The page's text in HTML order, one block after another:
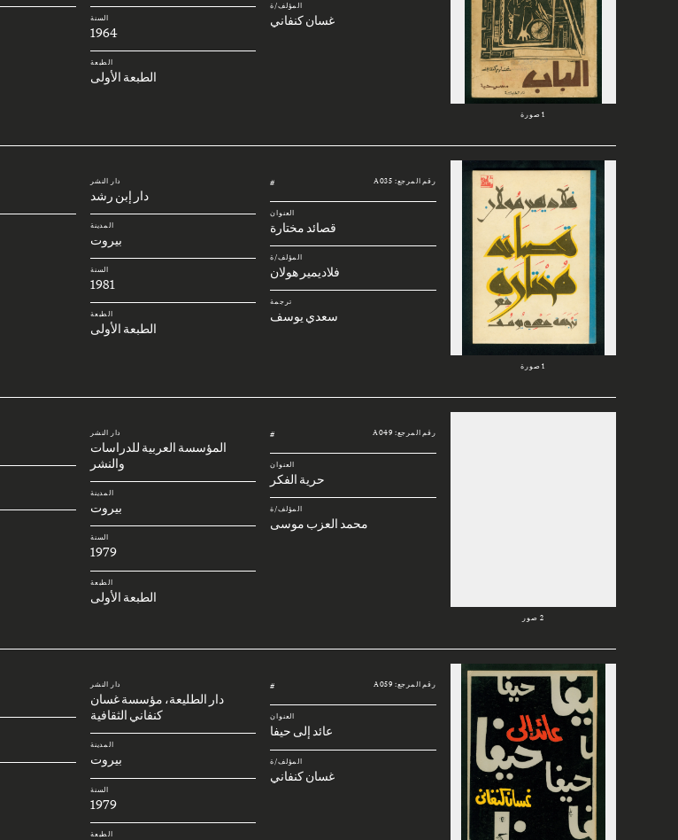
المؤلف/ة
غسان كنفاني السنة
1964
الطبعة
الطبعة الأولى
1 صورة
رقم المرجع: A035 #
العنوان
قصائد مختارة
المؤلف/ة
فلاديمير هولان
ترجمة
سعدي يوسف
دار النشر
دار إبن رشد
المدينة
بيروت
السنة
1981
الطبعة
الطبعة الأولى
1 صورة
رقم المرجع: A049 #
العنوان
حرية الفكر
المؤلف/ة
محمد العزب موسى
دار النشر
المؤسسة العربية للدراسات
والنشر
المدينة
بيروت
السنة
1979
الطبعة
الطبعة الأولى
2 صور
رقم المرجع: A059 #
العنوان
عائد إلى حيفا
المؤلف/ة
غسان كنفاني
دار النشر
دار الطليعة، مؤسسة غسان
كنفاني الثقافية
المدينة
بيروت
السنة
1979
الطبعة